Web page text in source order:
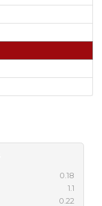
0.18
1.1
0.22